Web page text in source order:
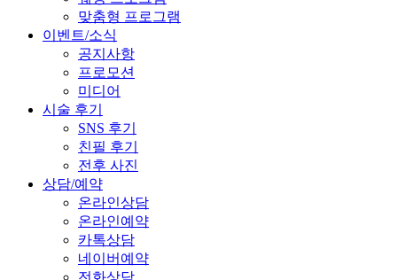
맞춤형 프로그램
이벤트/소식
공지사항
프로모션
미디어
시술 후기
SNS 후기
친필 후기
전후 사진
상담/예약
온라인상담
온라인예약
카톡상담
네이버예약
전화상담